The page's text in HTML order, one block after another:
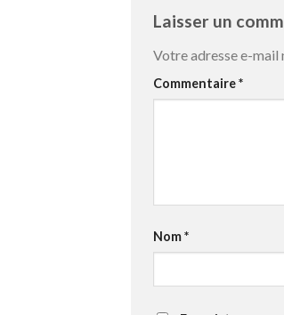
Laisser un
Votre adresse e-mail
Commentaire*
Nom*